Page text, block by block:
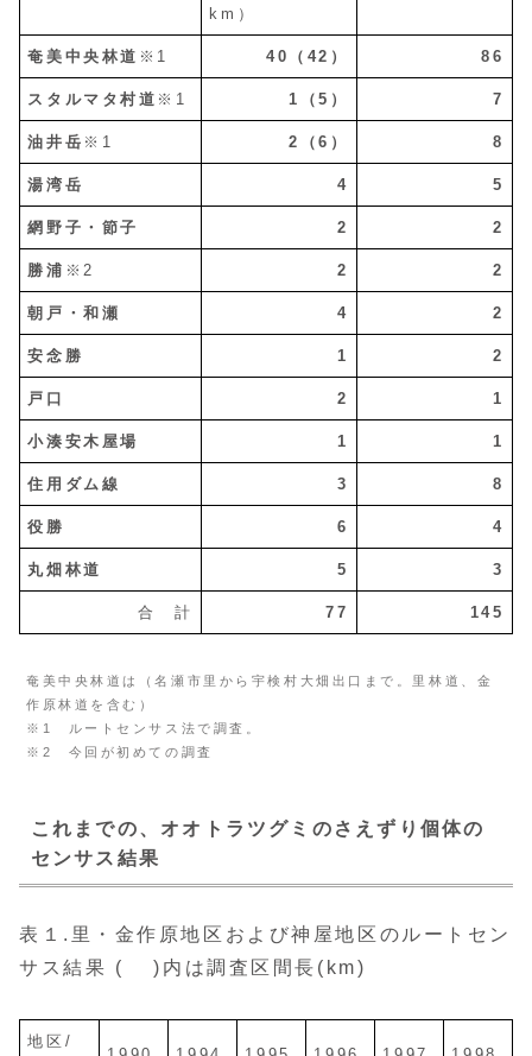
km）
奄美中央林道 ※1 40（42） 86
スタルマタ村道 ※1 1（5） 7
油井岳 ※1 2（6） 8
湯湾岳 4 5
網野子・節子 2 2
勝浦 ※2 2 2
朝戸・和瀬 4 2
安念勝 1 2
戸口 2 1
小湊安木屋場 1 1
住用ダム線 3 8
役勝 6 4
丸畑林道 5 3
合 計 77 145
奄美中央林道は（名瀬市里から宇検村大畑出口まで。里林道、金
作原林道を含む）
※1 ルートセンサス法で調査。
※2 今回が初めての調査
これまでの、オオトラツグミのさえずり個体の
センサス結果
表１.里・金作原地区および神屋地区のルートセン
サス結果 ( )内は調査区間長(km)
地区/